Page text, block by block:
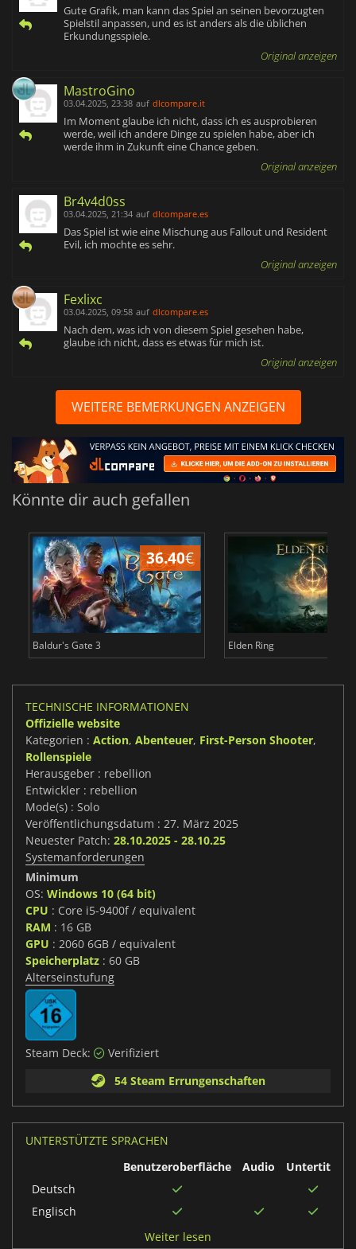
Gute Grafik, man kann das Spiel an seinen bevorzugten
Spielstil anpassen, und es ist anders als die üblichen
Erkundungsspiele.
Original anzeigen
MastroGino
03.04.2025, 23:38 auf dlcompare.it
Im Moment glaube ich nicht, dass ich es ausprobieren
werde, weil ich andere Dinge zu spielen habe, aber ich
werde ihm in Zukunft eine Chance geben.
Original anzeigen
Br4v4d0ss
03.04.2025, 21:34 auf dlcompare.es
Das Spiel ist wie eine Mischung aus Fallout und Resident
Evil, ich mochte es sehr.
Original anzeigen
Fexlixc
03.04.2025, 09:58 auf dlcompare.es
Nach dem, was ich von diesem Spiel gesehen habe,
glaube ich nicht, dass es etwas für mich ist.
Original anzeigen
WEITERE BEMERKUNGEN ANZEIGEN
Könnte dir auch gefallen
36.40€
Baldur's Gate 3 Elden Ring
TECHNISCHE INFORMATIONEN
Offizielle website
Kategorien : Action, Abenteuer, First-Person Shooter,
Rollenspiele
Herausgeber : rebellion
Entwickler : rebellion
Mode(s) : Solo
Veröffentlichungsdatum : 27. März 2025
Neuester Patch: 28.10.2025 - 28.10.25
Systemanforderungen
Minimum
OS: Windows 10 (64 bit)
CPU : Core i5-9400f / equivalent
RAM : 16 GB
GPU : 2060 6GB / equivalent
Speicherplatz : 60 GB
Alterseinstufung
Steam Deck:
Verifiziert
54 Steam Errungenschaften
UNTERSTÜTZTE SPRACHEN
Benutzeroberfläche
Audio
Untertitel
Deutsch
Englisch
Weiter lesen